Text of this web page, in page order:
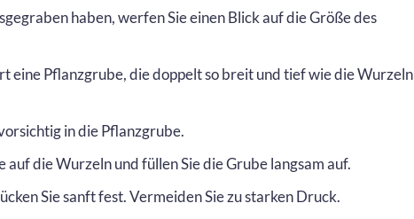
haben, werfen Sie einen Blick auf die Größe des
eine Pflanzgrube, die doppelt so breit und tief wie die Wurzeln
in die Pflanzgrube.
auf die Wurzeln und füllen Sie die Grube langsam auf.
Sie sanft fest. Vermeiden Sie zu starken Druck.